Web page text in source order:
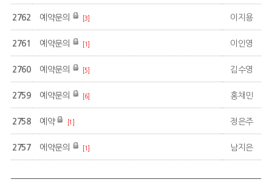
2762 예약문의 [3] 이지용
2761 예약문의 [1] 이인영
2760 예약문의 [5] 김수영
2759 예약문의 [6] 홍채민
2758 예약 [1] 정은주
2757 에약문의 [1] 남지은